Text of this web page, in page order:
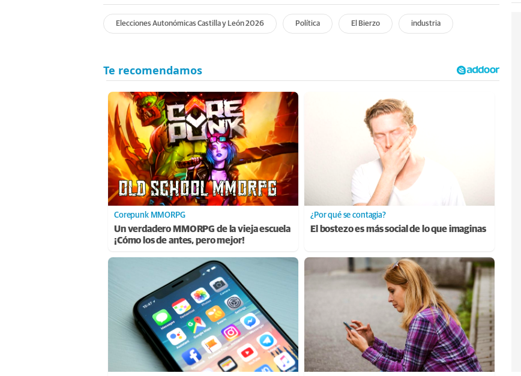
Elecciones Autonómicas Castilla y León 2026 Política El Bierzo industria
Corepunk MMORPG
Un verdadero MMORPG de la vieja escuela
¡Cómo los de antes, pero mejor!
¿Por qué se contagia?
El bostezo es más social de lo que imaginas